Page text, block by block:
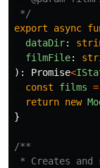
*/
export
async
dataDir:
filmFile:
):
Promise<
const
films =
return new
}
/**
* Creates and